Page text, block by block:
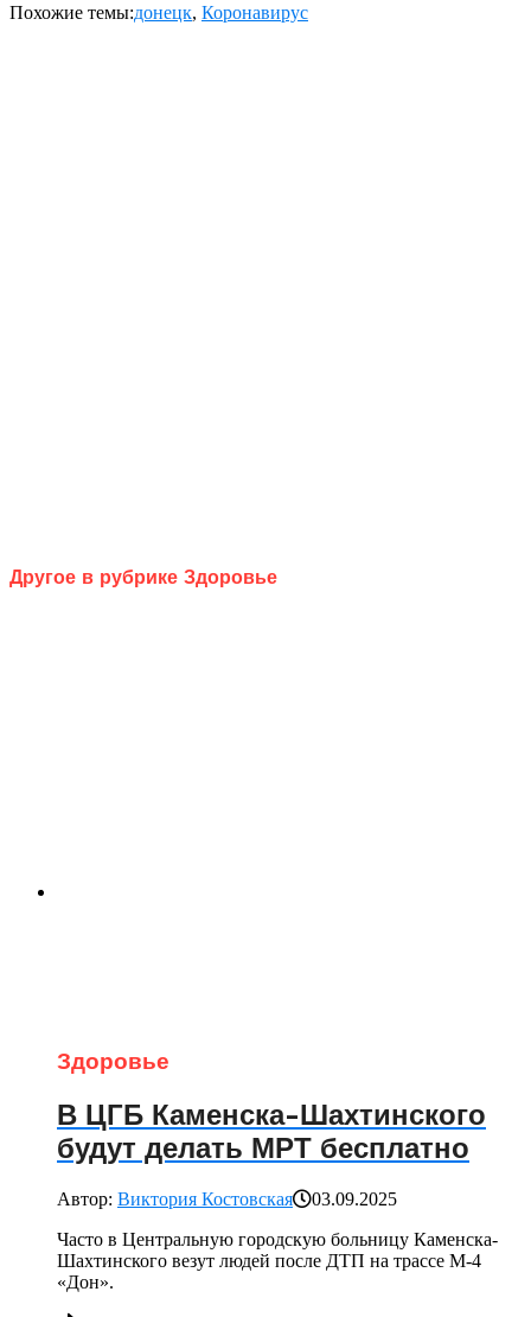
Похожие темы:донецк, Коронавирус
Другое в рубрике Здоровье
Здоровье
В ЦГБ Каменска-Шахтинского
будут делать МРТ бесплатно
Автор: Виктория Костовская
03.09.2025
Часто в Центральную городскую больницу Каменска-
Шахтинского везут людей после ДТП на трассе М-4
«Дон».